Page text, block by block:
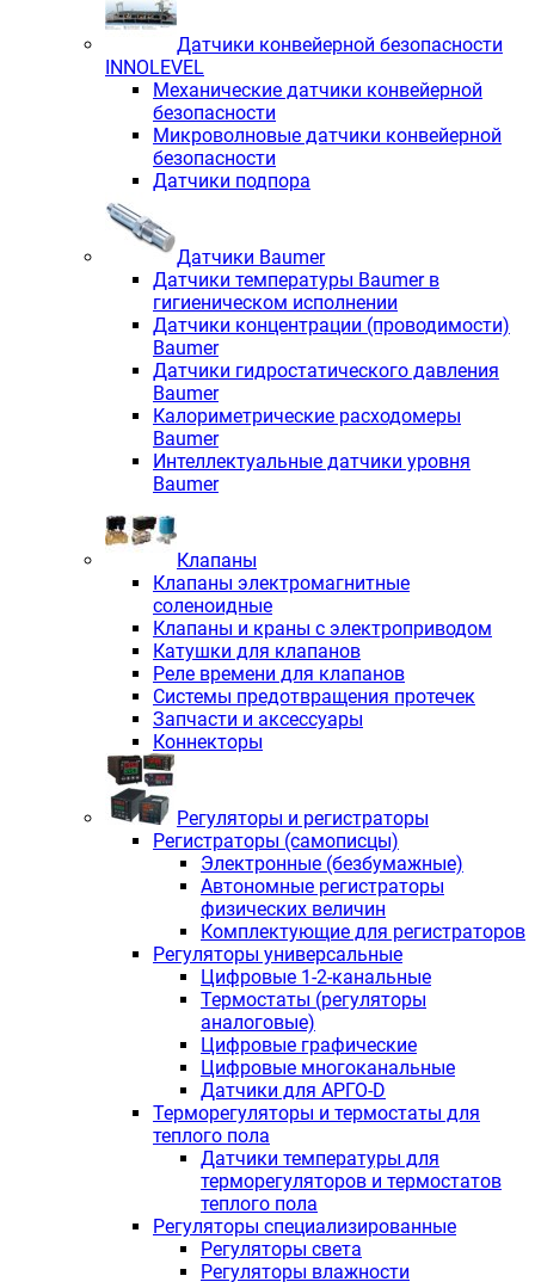
Датчики конвейерной безопасности
INNOLEVEL
Механические датчики конвейерной
безопасности
Микроволновые датчики конвейерной
безопасности
Датчики подпора
Датчики Baumer
Датчики температуры Baumer в
гигиеническом исполнении
Датчики концентрации (проводимости)
Baumer
Датчики гидростатического давления
Baumer
Калориметрические расходомеры
Baumer
Интеллектуальные датчики уровня
Baumer
Клапаны
Клапаны электромагнитные
соленоидные
Клапаны и краны с электроприводом
Катушки для клапанов
Реле времени для клапанов
Системы предотвращения протечек
Запчасти и аксессуары
Коннекторы
Регуляторы и регистраторы
Регистраторы (самописцы)
Электронные (безбумажные)
Автономные регистраторы
физических величин
Комплектующие для регистраторов
Регуляторы универсальные
Цифровые 1-2-канальные
Термостаты (регуляторы
аналоговые)
Цифровые графические
Цифровые многоканальные
Датчики для АРГО-D
Терморегуляторы и термостаты для
теплого пола
Датчики температуры для
терморегуляторов и термостатов
теплого пола
Регуляторы специализированные
Регуляторы света
Регуляторы влажности